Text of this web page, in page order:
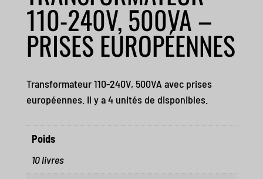
110-240V, 500VA –
PRISES EUROPÉENNES
Transformateur 110-240V, 500VA avec prises
européennes. Il y a 4 unités de disponibles.
Poids
10 livres